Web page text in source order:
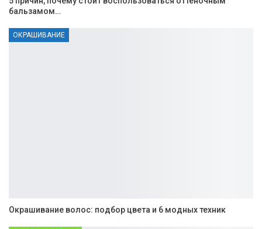
бальзамом…
ОКРАШИВАНИЕ
Окрашивание волос: подбор цвета и 6 модных техник